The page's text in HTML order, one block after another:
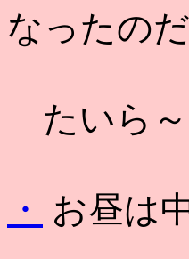
なったの
たいら～
・ お昼は